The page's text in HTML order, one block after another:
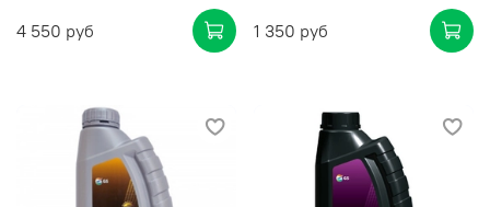
4 550 руб 1 350 руб